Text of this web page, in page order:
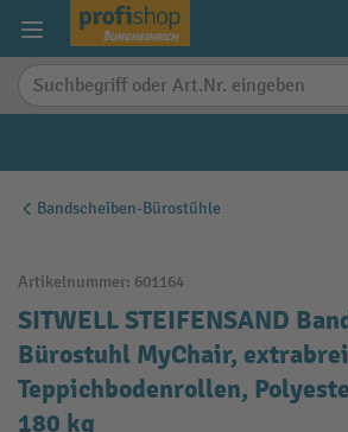
springen
Bandscheiben-Bürostühle
Artikelnummer: 601164
SITWELL STEIFENSAND
Bürostuhl MyChair,
Teppichbodenrollen,
180 kg